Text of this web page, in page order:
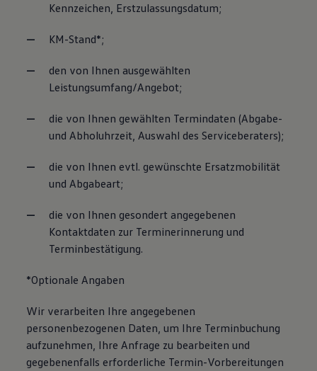
Kennzeichen, Erstzulassungsdatum;
KM-Stand*;
den von Ihnen ausgewählten
Leistungsumfang/Angebot;
die von Ihnen gewählten Termindaten (Abgabe-
und Abholuhrzeit, Auswahl des Serviceberaters);
die von Ihnen evtl. gewünschte Ersatzmobilität
und Abgabeart;
die von Ihnen gesondert angegebenen
Kontaktdaten zur Terminerinnerung und
Terminbestätigung.
*Optionale Angaben
Wir verarbeiten Ihre angegebenen
personenbezogenen Daten, um Ihre Terminbuchung
aufzunehmen, Ihre Anfrage zu bearbeiten und
gegebenenfalls erforderliche Termin-Vorbereitungen